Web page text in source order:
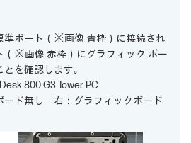
準ポート（※画像 青枠）に接続され
（※画像 赤枠）にグラフィック ボー
とを確認します｡
800 G3 Tower PC
ード無し 右：グラフィックボード